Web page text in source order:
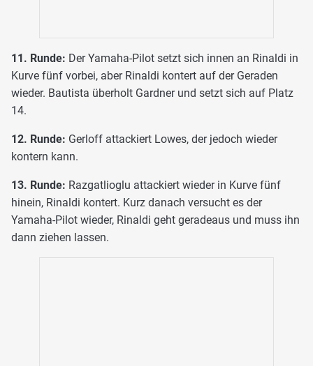
11. Runde: Der Yamaha-Pilot setzt sich innen an Rinaldi in
Kurve fünf vorbei, aber Rinaldi kontert auf der Geraden
wieder. Bautista überholt Gardner und setzt sich auf Platz
14.
12. Runde: Gerloff attackiert Lowes, der jedoch wieder
kontern kann.
13. Runde: Razgatlioglu attackiert wieder in Kurve fünf
hinein, Rinaldi kontert. Kurz danach versucht es der
Yamaha-Pilot wieder, Rinaldi geht geradeaus und muss ihn
dann ziehen lassen.